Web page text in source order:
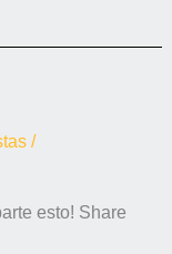
/
esto! Share